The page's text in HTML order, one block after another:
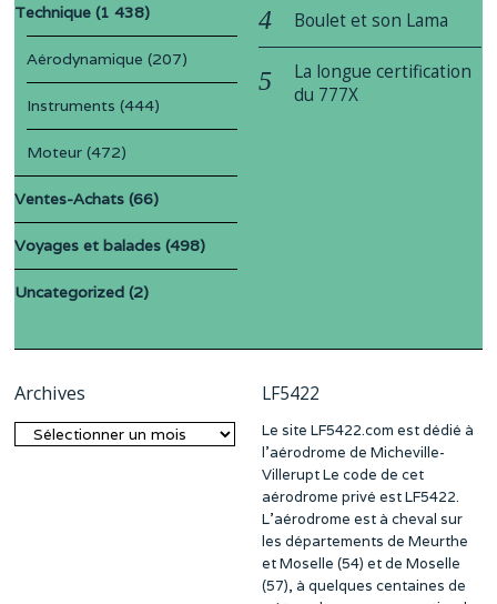
Technique (1 438)
Aérodynamique (207)
Instruments (444)
Moteur (472)
Ventes-Achats (66)
Voyages et balades (498)
Uncategorized (2)
Boulet et son Lama
La longue certification
du 777X
Archives
Archives
LF5422
Le site LF5422.com est dédié à
l’aérodrome de Micheville-
Villerupt Le code de cet
aérodrome privé est LF5422.
L’aérodrome est à cheval sur
les départements de Meurthe
et Moselle (54) et de Moselle
(57), à quelques centaines de